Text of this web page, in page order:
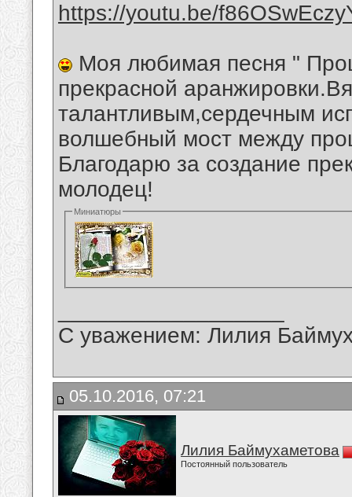
https://youtu.be/
Моя любимая песня "
прекрасной
талантливым,сердечным
волшебный мост между
Благодарю за создание
молодец!
Миниатюры
С уважением: Лилия
05.10.2016, 07:21
Лилия Баймухаметова
Постоянный пользователь